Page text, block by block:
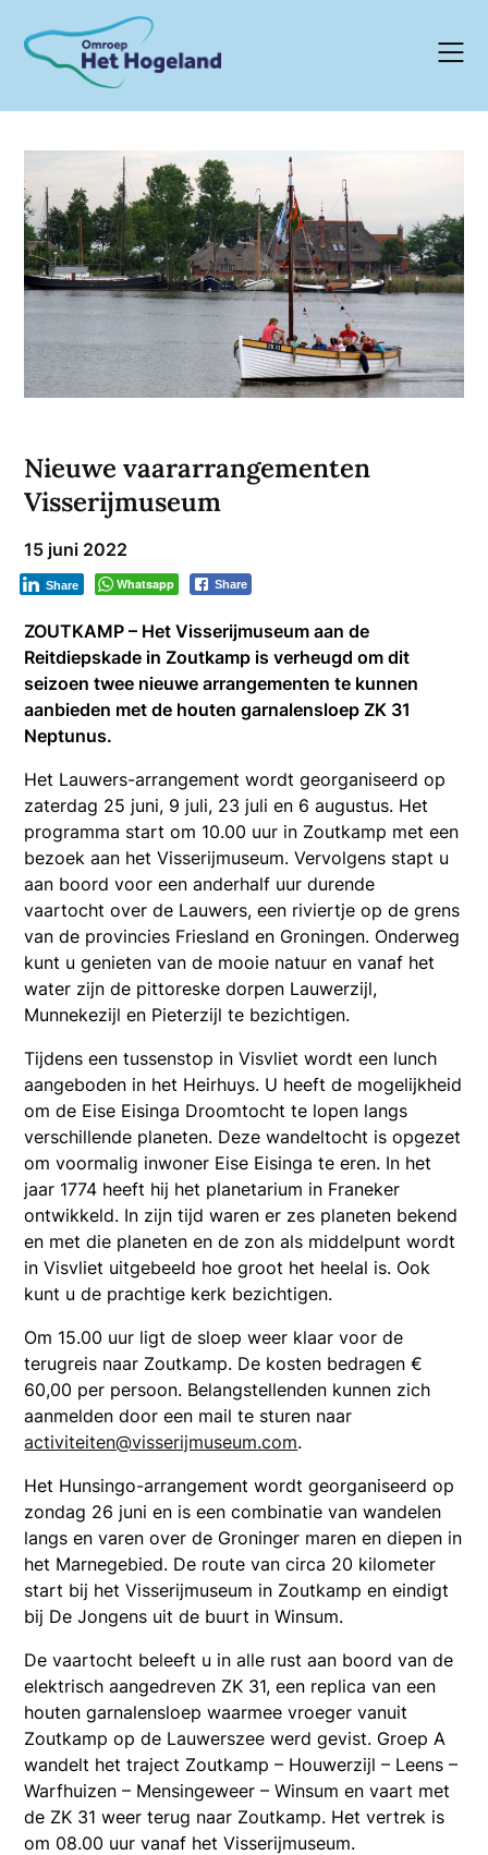
content
Nieuwe vaararrangementen
Visserijmuseum
15 juni 2022
Whatsapp Share
Share
ZOUTKAMP – Het Visserijmuseum aan de
Reitdiepskade in Zoutkamp is verheugd om dit
seizoen twee nieuwe arrangementen te kunnen
aanbieden met de houten garnalensloep ZK 31
Neptunus.
Het Lauwers-arrangement wordt georganiseerd op
zaterdag 25 juni, 9 juli, 23 juli en 6 augustus. Het
programma start om 10.00 uur in Zoutkamp met een
bezoek aan het Visserijmuseum. Vervolgens stapt u
aan boord voor een anderhalf uur durende
vaartocht over de Lauwers, een riviertje op de grens
van de provincies Friesland en Groningen. Onderweg
kunt u genieten van de mooie natuur en vanaf het
water zijn de pittoreske dorpen Lauwerzijl,
Munnekezijl en Pieterzijl te bezichtigen.
Tijdens een tussenstop in Visvliet wordt een lunch
aangeboden in het Heirhuys. U heeft de mogelijkheid
om de Eise Eisinga Droomtocht te lopen langs
verschillende planeten. Deze wandeltocht is opgezet
om voormalig inwoner Eise Eisinga te eren. In het
jaar 1774 heeft hij het planetarium in Franeker
ontwikkeld. In zijn tijd waren er zes planeten bekend
en met die planeten en de zon als middelpunt wordt
in Visvliet uitgebeeld hoe groot het heelal is. Ook
kunt u de prachtige kerk bezichtigen.
Om 15.00 uur ligt de sloep weer klaar voor de
terugreis naar Zoutkamp. De kosten bedragen €
60,00 per persoon. Belangstellenden kunnen zich
aanmelden door een mail te sturen naar
activiteiten@visserijmuseum.com.
Het Hunsingo-arrangement wordt georganiseerd op
zondag 26 juni en is een combinatie van wandelen
langs en varen over de Groninger maren en diepen in
het Marnegebied. De route van circa 20 kilometer
start bij het Visserijmuseum in Zoutkamp en eindigt
bij De Jongens uit de buurt in Winsum.
De vaartocht beleeft u in alle rust aan boord van de
elektrisch aangedreven ZK 31, een replica van een
houten garnalensloep waarmee vroeger vanuit
Zoutkamp op de Lauwerszee werd gevist. Groep A
wandelt het traject Zoutkamp – Houwerzijl – Leens –
Warfhuizen – Mensingeweer – Winsum en vaart met
de ZK 31 weer terug naar Zoutkamp. Het vertrek is
om 08.00 uur vanaf het Visserijmuseum.